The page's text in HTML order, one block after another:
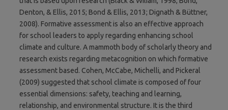
Denton, & Ellis, 2015; Bond & Ellis, 2013; Dignath & Büttner,
2008). Formative assessment is also an effective approach
for school leaders to apply regarding enhancing school
climate and culture. A mammoth body of scholarly theory and
research exists regarding metacognition on which formative
assessment based. Cohen, McCabe, Michelli, and Pickeral
(2009) suggested that school climate is composed of four
essential dimensions: safety, teaching and learning,
relationship, and environmental structure. It is the third